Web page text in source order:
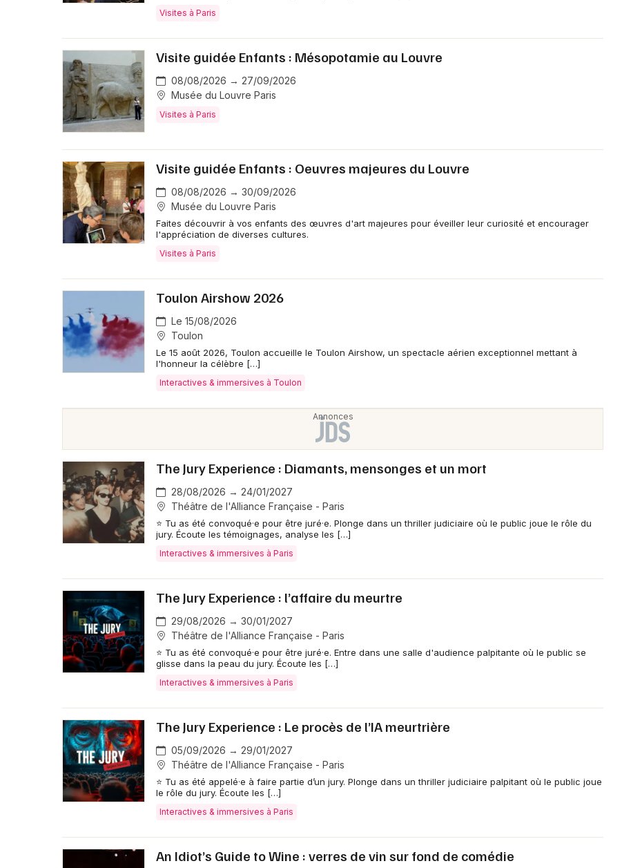
Visites à Paris
Visite guidée Enfants : Mésopotamie au Louvre
08/08/2026 → 27/09/2026
Musée du Louvre Paris
Visites à Paris
Visite guidée Enfants : Oeuvres majeures du Louvre
08/08/2026 → 30/09/2026
Musée du Louvre Paris
Faites découvrir à vos enfants des œuvres d'art majeures pour éveiller leur curiosité et encourager
l'appréciation de diverses cultures.
Visites à Paris
Toulon Airshow 2026
Le 15/08/2026
Toulon
Le 15 août 2026, Toulon accueille le Toulon Airshow, un spectacle aérien exceptionnel mettant à
l'honneur la célèbre […]
Interactives & immersives à Toulon
The Jury Experience : Diamants, mensonges et un mort
28/08/2026 → 24/01/2027
Théâtre de l'Alliance Française - Paris
⭐ Tu as été convoqué·e pour être juré·e. Plonge dans un thriller judiciaire où le public joue le rôle du
jury. Écoute les témoignages, analyse les […]
Interactives & immersives à Paris
The Jury Experience : l’affaire du meurtre
29/08/2026 → 30/01/2027
Théâtre de l'Alliance Française - Paris
⭐ Tu as été convoqué·e pour être juré·e. Entre dans une salle d'audience palpitante où le public se
glisse dans la peau du jury. Écoute les […]
Interactives & immersives à Paris
The Jury Experience : Le procès de l’IA meurtrière
05/09/2026 → 29/01/2027
Théâtre de l'Alliance Française - Paris
⭐ Tu as été appelé·e à faire partie d’un jury. Plonge dans un thriller judiciaire palpitant où le public joue
le rôle du jury. Écoute les […]
Interactives & immersives à Paris
An Idiot’s Guide to Wine : verres de vin sur fond de comédie